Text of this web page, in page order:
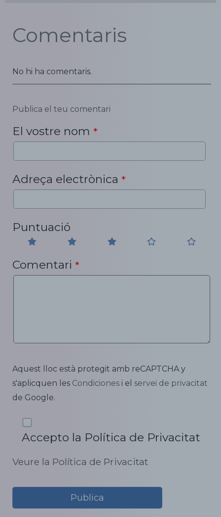
Comentaris
No hi ha comentaris.
Publica el teu comentari
El vostre nom *
Adreça electrònica *
Puntuació
Comentari *
Aquest lloc està protegit amb reCAPTCHA y
s'aplicquen les Condiciones i el servei de privacitat
de Google.
Accepto la Política de Privacitat
Veure la Política de Privacitat